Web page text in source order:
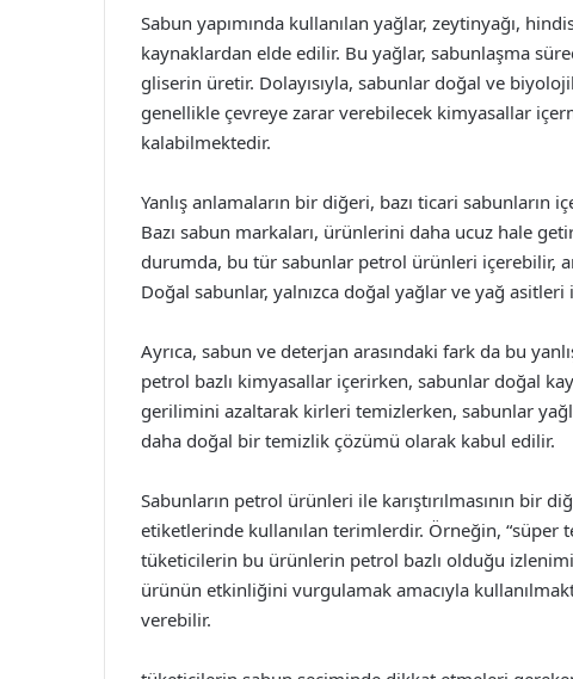
Sabun yapımında kullanılan yağlar, zeytinyağı,
kaynaklardan elde edilir. Bu yağlar, sabunlaşma
gliserin üretir. Dolayısıyla, sabunlar doğal ve
genellikle çevreye zarar verebilecek kimyasallar
kalabilmektedir.
Yanlış anlamaların bir diğeri, bazı ticari
Bazı sabun markaları, ürünlerini daha ucuz hale
durumda, bu tür sabunlar petrol ürünleri içerebilir,
Doğal sabunlar, yalnızca doğal yağlar ve yağ asitleri
Ayrıca, sabun ve deterjan arasındaki fark da bu
petrol bazlı kimyasallar içerirken, sabunlar doğal
gerilimini azaltarak kirleri temizlerken, sabunlar
daha doğal bir temizlik çözümü olarak kabul edilir.
Sabunların petrol ürünleri ile karıştırılmasının bir
etiketlerinde kullanılan terimlerdir. Örneğin, “süper
tüketicilerin bu ürünlerin petrol bazlı olduğu
ürünün etkinliğini vurgulamak amacıyla
verebilir.